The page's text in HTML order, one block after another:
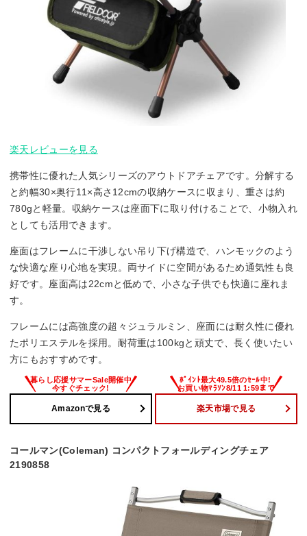
楽天レビューを見る
携帯性に優れた人気シリーズのアウトドアチェアです。分解する
と約幅30×奥行11×高さ12cmの収納ケースに収まり、重さは約
780gと軽量。収納ケースは座面下に取り付けることで、小物入れ
としても活用できます。
座面はフレームに干渉しない吊り下げ構造で、ハンモックのよう
な快適な座り心地を実現。両サイドに空間があるため通気性も良
好です。座面高は22cmと低めで、小さな子供でも快適に座れま
す。
フレームには高強度の超々ジュラルミン、座面には耐久性に優れ
たポリエステルを採用。耐荷重は100kgと頑丈で、長く使いたい
方にもおすすめです。
Amazonで見る 楽天市場で見る
コールマン(Coleman) コンパクトフォールディングチェア
2190858